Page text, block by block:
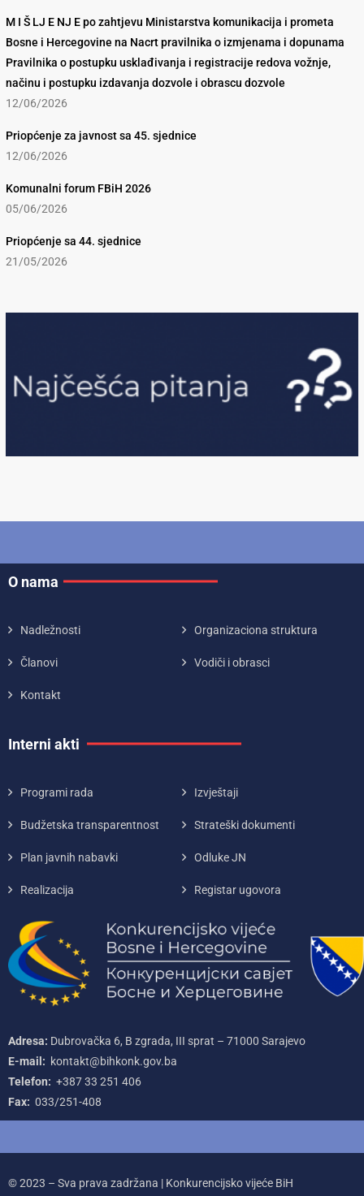
M I Š LJ E NJ E po zahtjevu Ministarstva komunikacija i prometa
Bosne i Hercegovine na Nacrt pravilnika o izmjenama i dopunama
Pravilnika o postupku usklađivanja i registracije redova vožnje,
načinu i postupku izdavanja dozvole i obrascu dozvole
12/06/2026
Priopćenje za javnost sa 45. sjednice
12/06/2026
Komunalni forum FBiH 2026
05/06/2026
Priopćenje sa 44. sjednice
21/05/2026
O nama
Nadležnosti Organizaciona struktura
Članovi Vodiči i obrasci
Kontakt
Interni akti
Programi rada Izvještaji
Budžetska transparentnost Strateški dokumenti
Plan javnih nabavki Odluke JN
Realizacija Registar ugovora
Adresa: Dubrovačka 6, B zgrada, III sprat – 71000‌ Sarajevo
E-mail: kontakt@bihkonk.gov.ba
Telefon: +387‌ 33‌ 251‌ 406
Fax: 033/251-408
© 2023 – Sva prava zadržana | Konkurencijsko vijeće BiH